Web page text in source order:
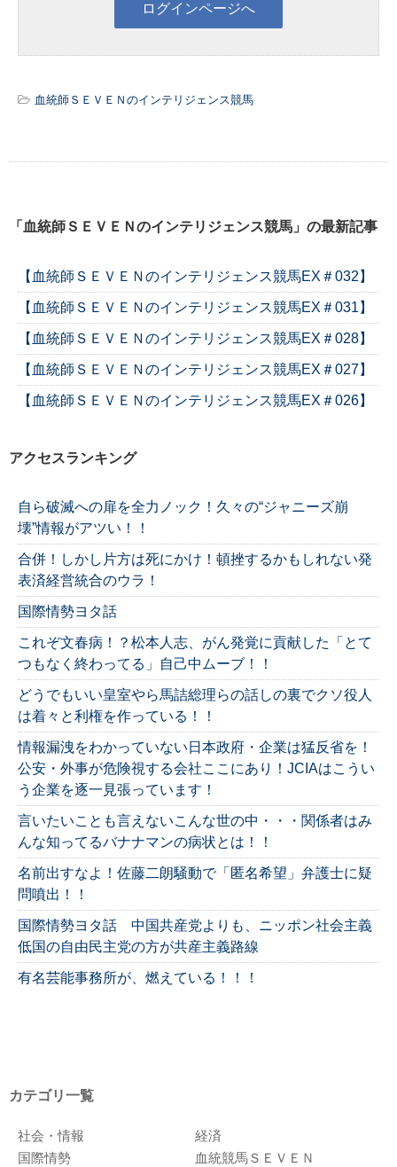
血統師ＳＥＶＥＮのインテリジェンス競馬
「血統師ＳＥＶＥＮのインテリジェンス競馬」の最新記事
【血統師ＳＥＶＥＮのインテリジェンス競馬EX＃032】
【血統師ＳＥＶＥＮのインテリジェンス競馬EX＃031】
【血統師ＳＥＶＥＮのインテリジェンス競馬EX＃028】
【血統師ＳＥＶＥＮのインテリジェンス競馬EX＃027】
【血統師ＳＥＶＥＮのインテリジェンス競馬EX＃026】
アクセスランキング
自ら破滅への扉を全力ノック！久々の“ジャニーズ崩
壊”情報がアツい！！
合併！しかし片方は死にかけ！頓挫するかもしれない発
表済経営統合のウラ！
国際情勢ヨタ話
これぞ文春病！？松本人志、がん発覚に貢献した「とて
つもなく終わってる」自己中ムーブ！！
どうでもいい皇室やら馬詰総理らの話しの裏でクソ役人
は着々と利権を作っている！！
情報漏洩をわかっていない日本政府・企業は猛反省を！
公安・外事が危険視する会社ここにあり！JCIAはこうい
う企業を逐一見張っています！
言いたいことも言えないこんな世の中・・・関係者はみ
んな知ってるバナナマンの病状とは！！
名前出すなよ！佐藤二朗騒動で「匿名希望」弁護士に疑
問噴出！！
国際情勢ヨタ話 中国共産党よりも、ニッポン社会主義
低国の自由民主党の方が共産主義路線
有名芸能事務所が、燃えている！！！
カテゴリ一覧
社会・情報
経済
国際情勢
血統競馬ＳＥＶＥＮ